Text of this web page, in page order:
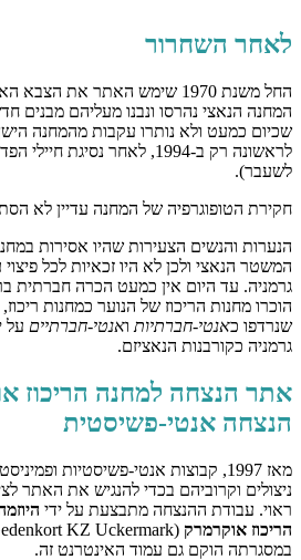
לאחר השחרור
החל משנת 1970 שימש האתר את
המחנה הנאצי נהרסו ונבנו מעליהם
שכיום כמעט ולא נותרו עקבות מהמחנה
לראשונה רק ב-1994, לאחר
לשעבר).
חקירת הטופוגרפיה של המחנה עדיין לא
הנערות והנשים הצעירות שהיו אסירות
המשטר הנאצי ולכן לא היו זכאיות לכל
שנרדפו כאנטי-חברתיות ואנטי-חברתיים על
גרמניה כקורבנות הנאציזם.
אתר הנצחה למחנה הריכוז
הנצחה אנטי-פשיסטית
מאז 1997, קבוצות אנטי-פשיסטיות
ניצולים וקרוביהם בכדי להנגיש את האתר
ראוי. עבודת ההנצחה מתבצעת על ידי
הריכוז אוקרמרק
במסגרתה הוקם גם עמוד האינטרנט זה.